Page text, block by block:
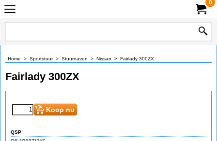
0
Home > Sportstuur> Stuurnaven > Nissan > Fairlady 300ZX
Fairlady 300ZX
Koop nu
QSP